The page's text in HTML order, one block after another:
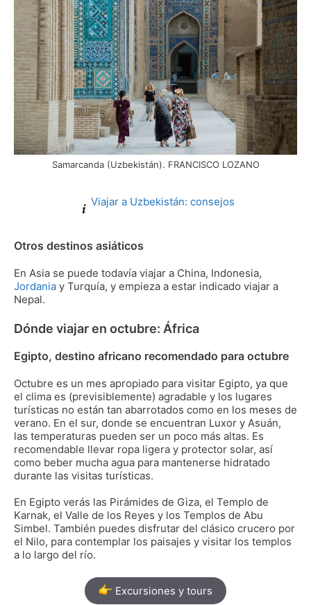
Samarcanda (Uzbekistán). FRANCISCO LOZANO
Viajar a Uzbekistán: consejos
Otros destinos asiáticos
En Asia se puede todavía viajar a China, Indonesia,
Jordania y Turquía, y empieza a estar indicado viajar a
Nepal.
Dónde viajar en octubre: África
Egipto, destino africano recomendado para octubre
Octubre es un mes apropiado para visitar Egipto, ya que
el clima es (previsiblemente) agradable y los lugares
turísticas no están tan abarrotados como en los meses de
verano. En el sur, donde se encuentran Luxor y Asuán,
las temperaturas pueden ser un poco más altas. Es
recomendable llevar ropa ligera y protector solar, así
como beber mucha agua para mantenerse hidratado
durante las visitas turísticas.
En Egipto verás las Pirámides de Giza, el Templo de
Karnak, el Valle de los Reyes y los Templos de Abu
Simbel. También puedes disfrutar del clásico crucero por
el Nilo, para contemplar los paisajes y visitar los templos
a lo largo del río.
Excursiones y tours